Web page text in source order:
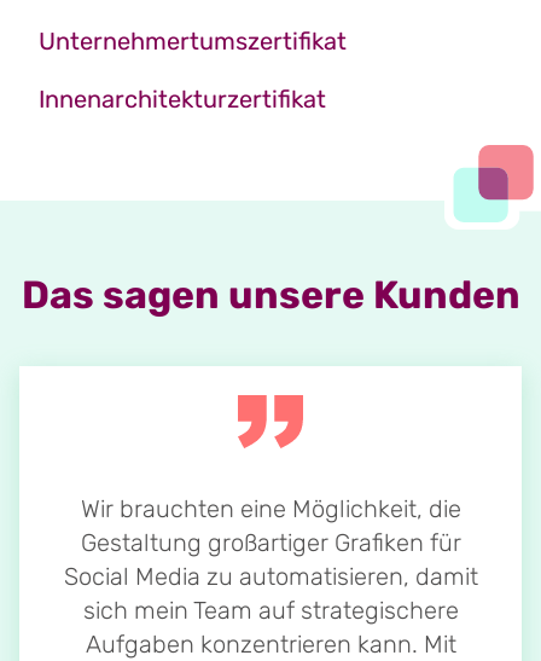
Unternehmertumszertifikat
Innenarchitekturzertifikat
Das sagen unsere Kunden
Wir brauchten eine Möglichkeit, die
Gestaltung großartiger Grafiken für
Social Media zu automatisieren, damit
sich mein Team auf strategischere
Aufgaben konzentrieren kann. Mit